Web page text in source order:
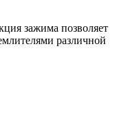
зажима позволяет
различной